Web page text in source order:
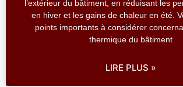
l’extérieur du bâtiment, en réduisant les
en hiver et les gains de chaleur en été.
points importants à considérer
thermique du bâtiment
LIRE PLUS »